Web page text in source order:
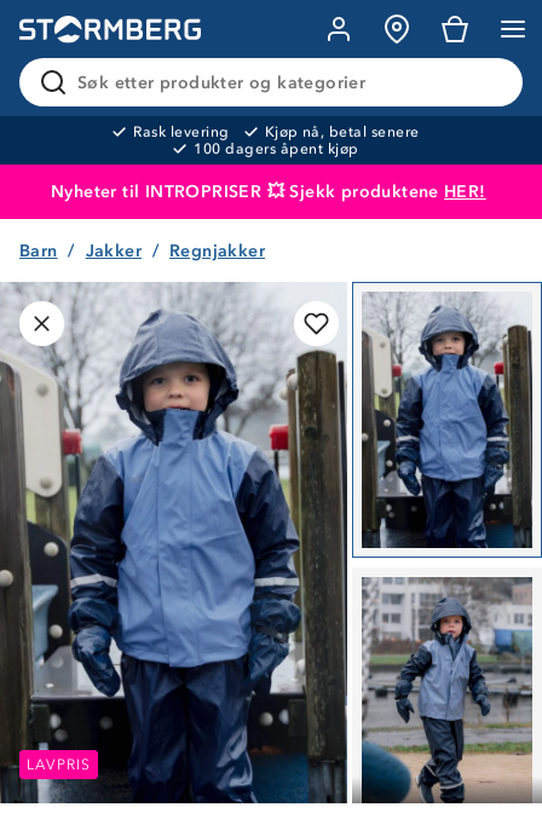
Søk etter produkter og kategorier
Rask levering
Kjøp nå, betal senere
100 dagers åpent kjøp
Nyheter til INTROPRISER 💥 Sjekk produktene HER!
Produktet er lagt i handlekurven
Barn Jakker Regnjakker
LAVPRIS LAVPRIS
LAVPRIS